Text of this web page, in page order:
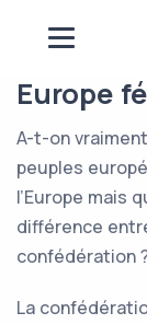
Europe
A-t-on
peuples
l’Europe mais
différence
confédération
La